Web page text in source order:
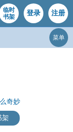
临时
书架
登录 注册
菜单
奇妙
架